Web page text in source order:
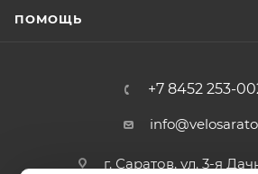
ПОМОЩЬ
+7 8452 253-
г. Саратов, ул. 3-я